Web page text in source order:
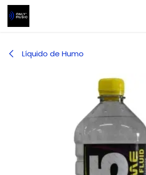
Ir al contenido
Líquido de Humo